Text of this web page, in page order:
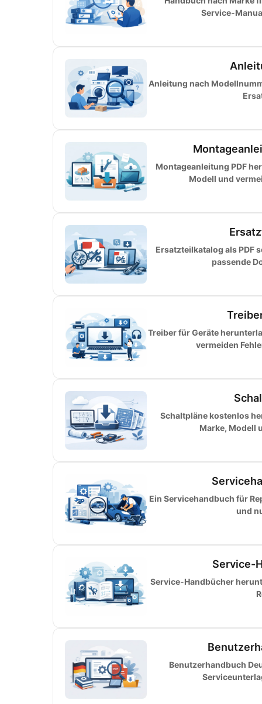
Service-
Anleitung nach
Montageanleitung PDF
Modell und
Ersatzteilkatalog als PDF
passende
Treiber für Geräte
vermeiden
Schaltpläne kostenlos
Marke, Modell
Ein Servicehandbuch für
und
Service-
Service-Handbücher
Benutzerhandbuch